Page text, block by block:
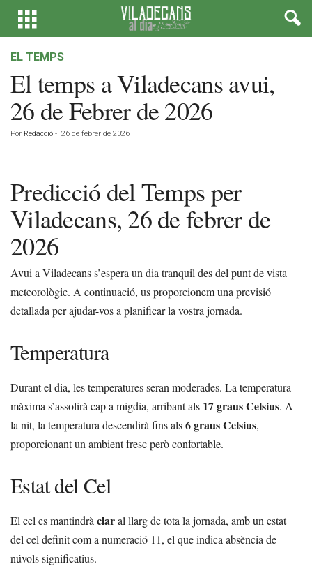
EL TEMPS
El temps a Viladecans avui,
26 de Febrer de 2026
Por Redacció - 26 de febrer de 2026
Predicció del Temps per
Viladecans, 26 de febrer de
2026
Avui a Viladecans s’espera un dia tranquil des del punt de vista
meteorològic. A continuació, us proporcionem una previsió
detallada per ajudar-vos a planificar la vostra jornada.
Temperatura
Durant el dia, les temperatures seran moderades. La temperatura
màxima s’assolirà cap a migdia, arribant als 17 graus Celsius. A
la nit, la temperatura descendirà fins als6 graus Celsius,
proporcionant un ambient fresc però confortable.
Estat del Cel
El cel es mantindrà claral llarg de tota la jornada, amb un estat
del cel definit com a numeració 11, el que indica absència de
núvols significatius.